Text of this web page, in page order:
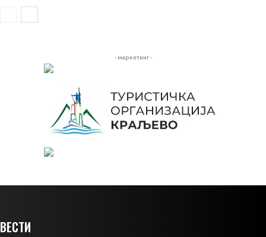
- маркетинг -
ВЕСТИ